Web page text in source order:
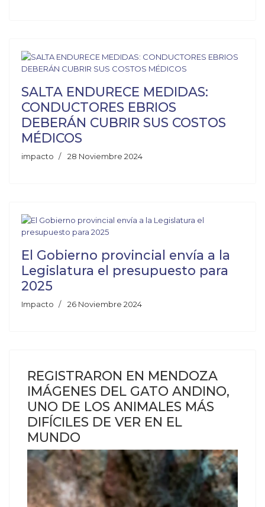
SALTA ENDURECE MEDIDAS:
CONDUCTORES EBRIOS
DEBERÁN CUBRIR SUS COSTOS
MÉDICOS
impacto 28 Noviembre 2024
El Gobierno provincial envía a la
Legislatura el presupuesto para
2025
Impacto 26 Noviembre 2024
REGISTRARON EN MENDOZA
IMÁGENES DEL GATO ANDINO,
UNO DE LOS ANIMALES MÁS
DIFÍCILES DE VER EN EL
MUNDO